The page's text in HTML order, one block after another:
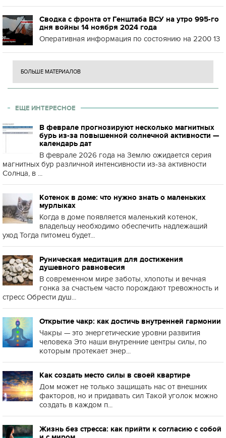
Сводка с фронта от Генштаба ВСУ на утро 995-го
дня войны 14 ноября 2024 года
Оперативная информация по состоянию на 2200 13
БОЛЬШЕ МАТЕРИАЛОВ
ЕЩЕ ИНТЕРЕСНОЕ
В феврале прогнозируют несколько магнитных
бурь из-за повышенной солнечной активности —
календарь дат
В феврале 2026 года на Землю ожидается серия
магнитных бур различной интенсивности из-за активности
Солнца, в ...
Котенок в доме: что нужно знать о маленьких
мурлыках
Когда в доме появляется маленький котенок,
владельцу необходимо обеспечить надлежащий
уход Тогда питомец будет...
Руническая медитация для достижения
душевного равновесия
В современном мире заботы, хлопоты и вечная
гонка за счастьем часто порождают тревожность и
стресс Обрести душ...
Открытие чакр: как достичь внутренней гармонии
Чакры — это энергетические уровни развития
человека Это наши внутренние центры силы, по
которым протекает энер...
Как создать место силы в своей квартире
Дом может не только защищать нас от внешних
факторов, но и придавать сил Такой уголок можно
создать в каждом п...
Жизнь без стресса: как прийти к согласию с собой